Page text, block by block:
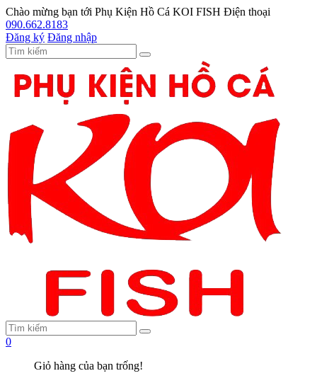
Chào mừng bạn tới Phụ Kiện Hồ Cá KOI FISH Điện thoại
090.662.8183
Đăng ký Đăng nhập
0
Giỏ hàng của bạn trống!